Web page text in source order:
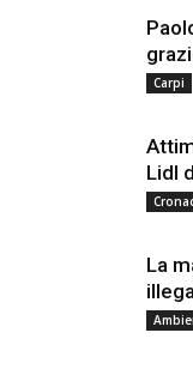
Carpi
Lidl
La